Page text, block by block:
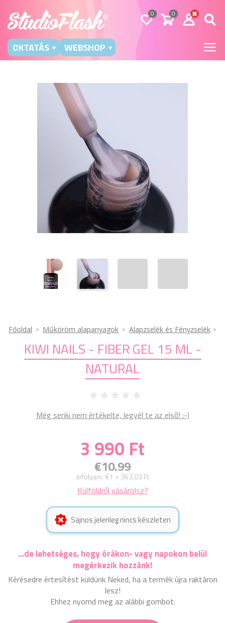
0 0
OKTATÁS WEBSHOP
Főoldal Műköröm alapanyagok Alapzselék és Fényzselék
KIWI NAILS - FIBER GEL 15 ML -
NATURAL
Még senki nem értékelte, legyél te az első! :-)
3 990 Ft
€10.99
árfolyam: €1 = 363,03 Ft
Külföldről vásárolsz?
Sajnos jelenleg nincs készleten
...de lehetséges, hogy órákon- vagy napokon belül
megérkezik hozzánk!
Kérésedre értesítést küldünk Neked, ha a termék újra raktáron
lesz!
Ehhez nyomd meg az alábbi gombot: